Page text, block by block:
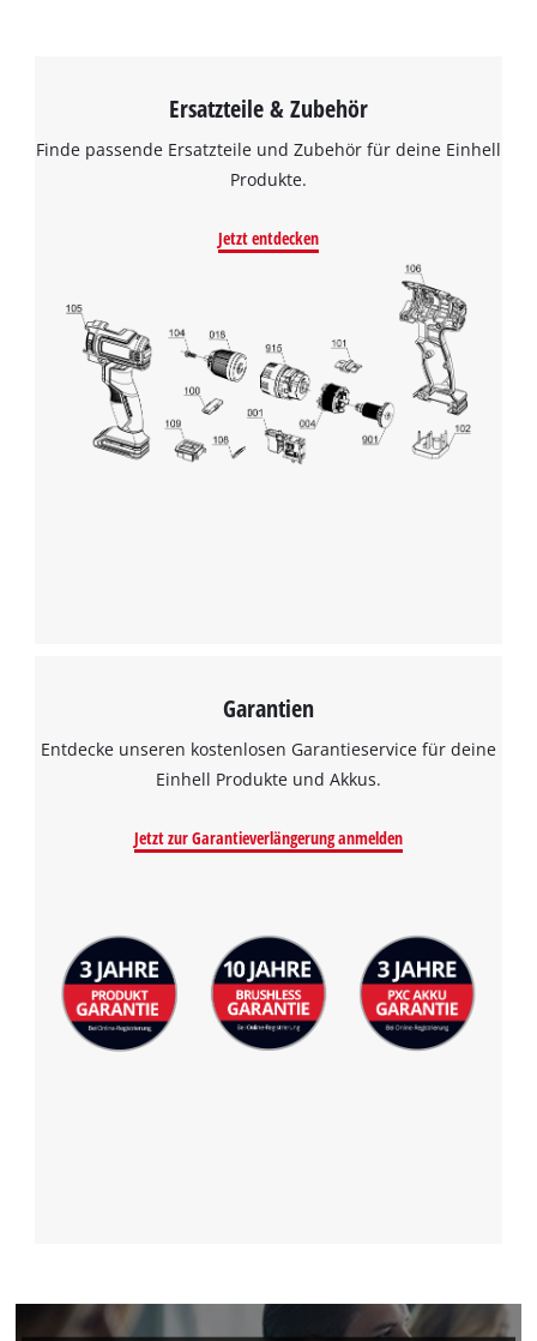
Ersatzteile & Zubehör
Finde passende Ersatzteile und Zubehör für deine Einhell
Produkte.
Jetzt entdecken
Garantien
Entdecke unseren kostenlosen Garantieservice für deine
Einhell Produkte und Akkus.
Jetzt zur Garantieverlängerung anmelden